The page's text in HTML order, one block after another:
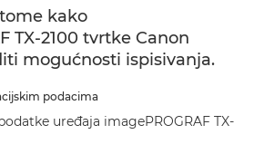
kako
TX-2100 tvrtke Canon
mogućnosti ispisivanja.
podacima
uređaja imagePROGRAF TX-